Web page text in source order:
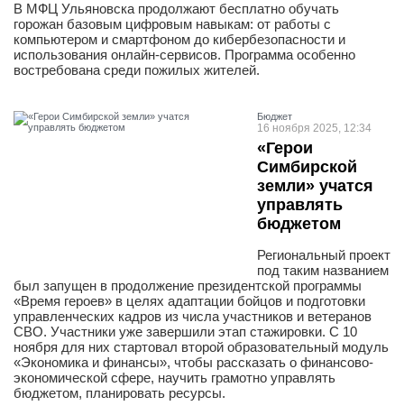
В МФЦ Ульяновска продолжают бесплатно обучать
горожан базовым цифровым навыкам: от работы с
компьютером и смартфоном до кибербезопасности и
использования онлайн-сервисов. Программа особенно
востребована среди пожилых жителей.
Бюджет
16 ноября 2025, 12:34
«Герои
Симбирской
земли» учатся
управлять
бюджетом
Региональный проект
под таким названием
был запущен в продолжение президентской программы
«Время героев» в целях адаптации бойцов и подготовки
управленческих кадров из числа участников и ветеранов
СВО. Участники уже завершили этап стажировки. С 10
ноября для них стартовал второй образовательный модуль
«Экономика и финансы», чтобы рассказать о финансово-
экономической сфере, научить грамотно управлять
бюджетом, планировать ресурсы.